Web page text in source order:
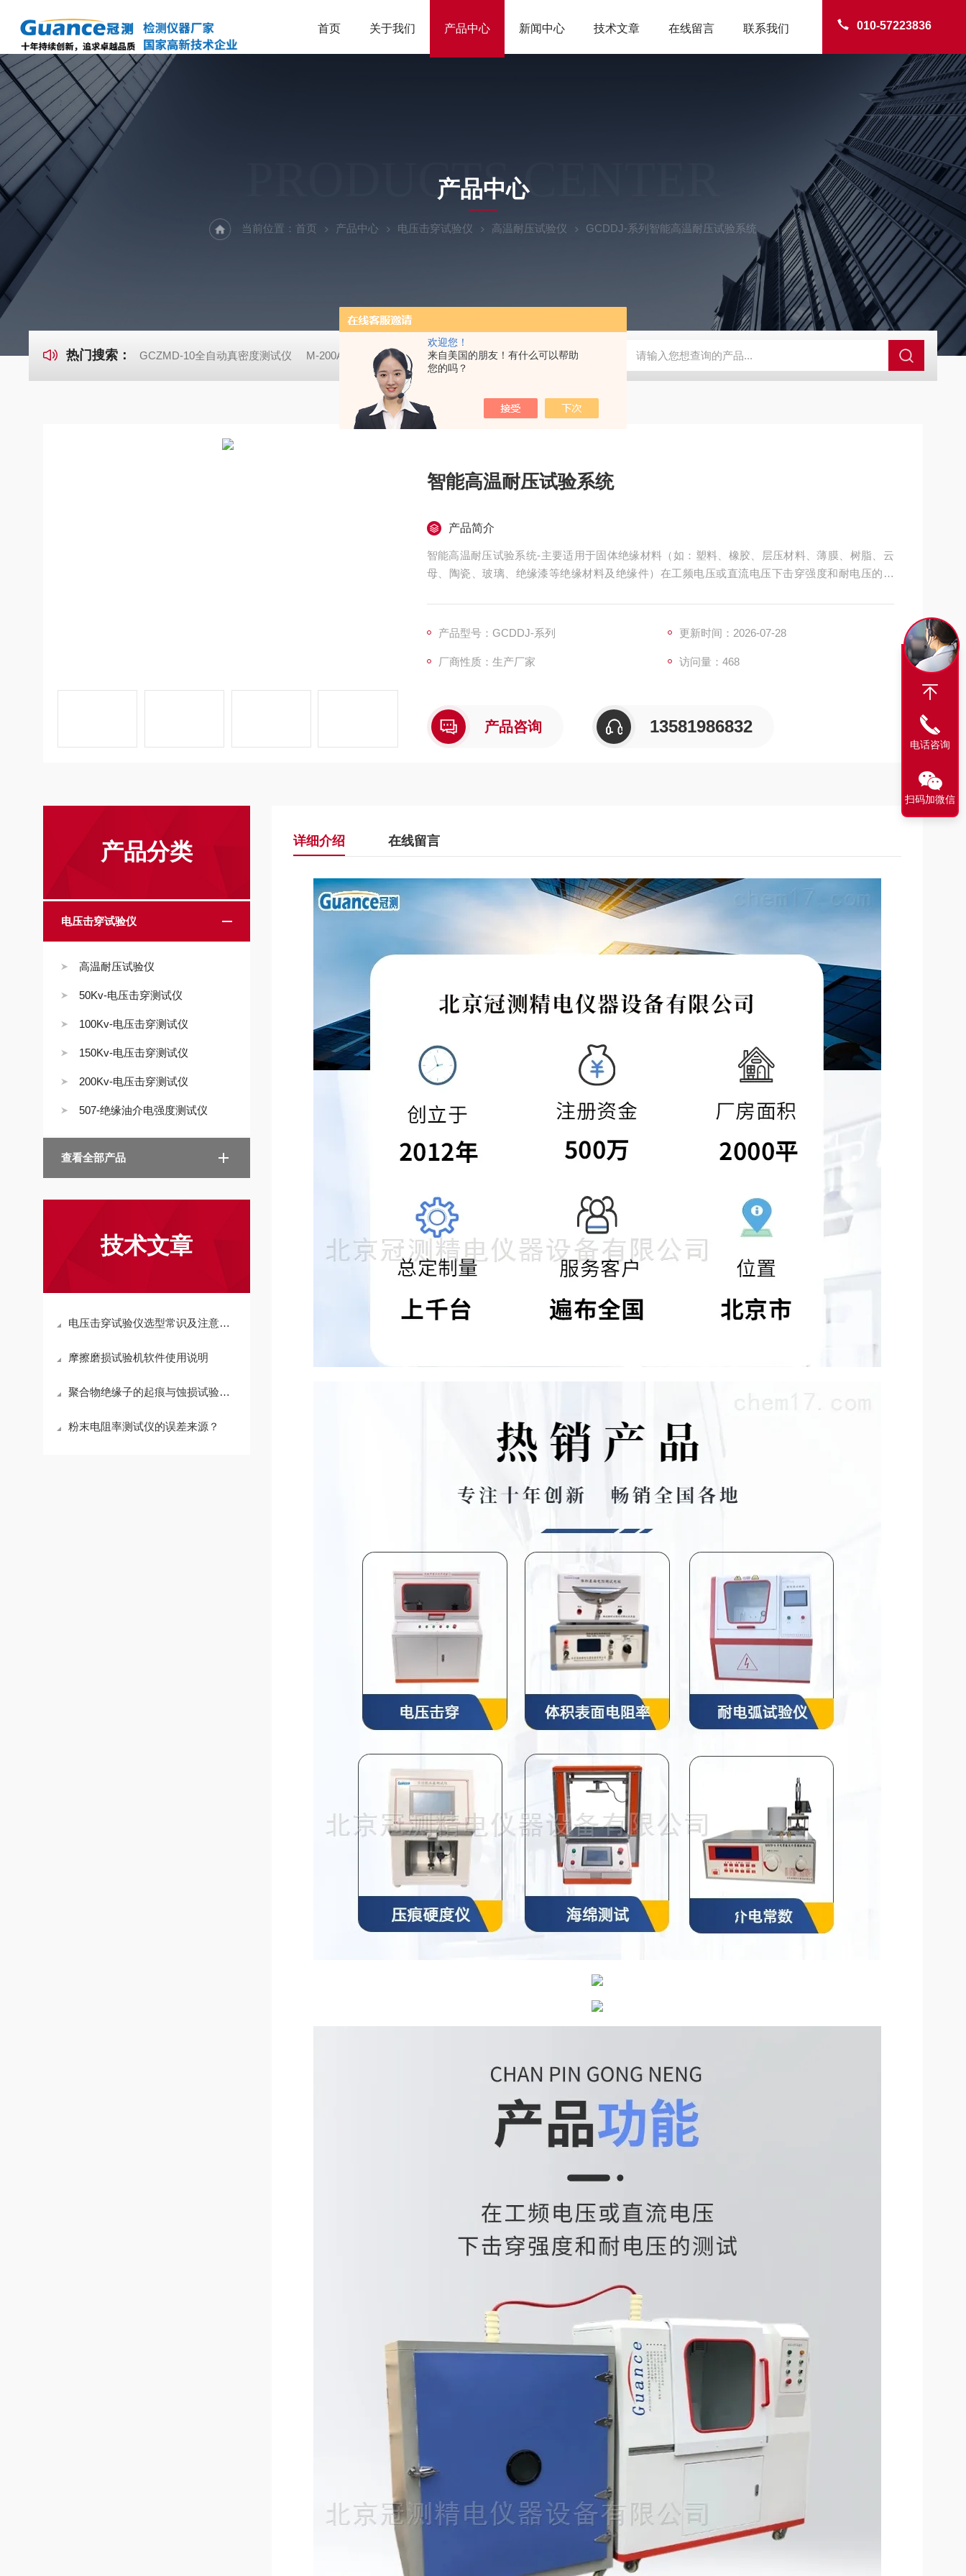
欢迎您！
来自美国的朋友！有什么可以帮助
您的吗？
010-57223836
首页 关于我们 产品中心 新闻中心 技术文章 在线留言 联系我们
PRODUCTS CENTER
产品中心
当前位置： 首页 产品中心 电压击穿试验仪 高温耐压试验仪 GCDDJ-系列智能高温耐压试验系统
热门搜索： GCZMD-10全自动真密度测试仪 M-200A微动摩擦磨损实验机 GCDDJ-50Kv电压击穿试验仪-微机控制 GCDDJ-50Kv绝缘材料电压击穿强度试验机 GCDDJ-100Kv
智能高温耐压试验系统
产品简介
智能高温耐压试验系统-主要适用于固体绝缘材料（如：塑料、橡胶、层压材料、薄膜、树脂、云
母、陶瓷、玻璃、绝缘漆等绝缘材料及绝缘件）在工频电压或直流电压下击穿强度和耐电压的测
产品型号：GCDDJ-系列 更新时间：2026-07-28
厂商性质：生产厂家 访问量：468
产品咨询 13581986832
产品分类
电压击穿试验仪
高温耐压试验仪
50Kv-电压击穿测试仪
100Kv-电压击穿测试仪
150Kv-电压击穿测试仪
200Kv-电压击穿测试仪
507-绝缘油介电强度测试仪
查看全部产品
技术文章
电压击穿试验仪选型常识及注意事项
摩擦磨损试验机软件使用说明
聚合物绝缘子的起痕与蚀损试验和加速老化试验的不同
粉末电阻率测试仪的误差来源？
详细介绍 在线留言
电话咨询
扫码加微信